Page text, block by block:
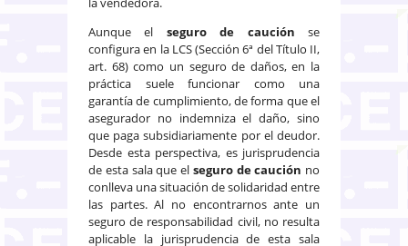
Aunque el seguro de caución se
configura en la LCS (Sección 6ª del Título II,
art. 68) como un seguro de daños, en la
práctica suele funcionar como una
garantía de cumplimiento, de forma que el
asegurador no indemniza el daño, sino
que paga subsidiariamente por el deudor.
Desde esta perspectiva, es jurisprudencia
de esta sala que el seguro de caución no
conlleva una situación de solidaridad entre
las partes. Al no encontrarnos ante un
seguro de responsabilidad civil, no resulta
aplicable la jurisprudencia de esta sala